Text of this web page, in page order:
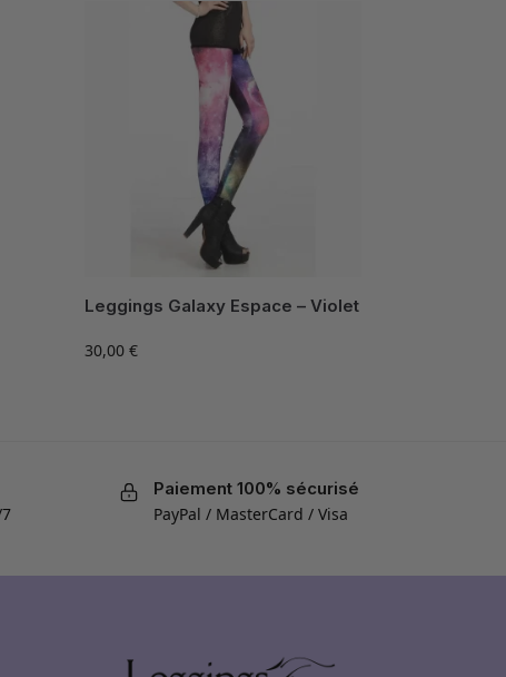
Leggings Galaxy Espace – Violet
30,00€
Paiement 100% sécurisé
PayPal / MasterCard / Visa